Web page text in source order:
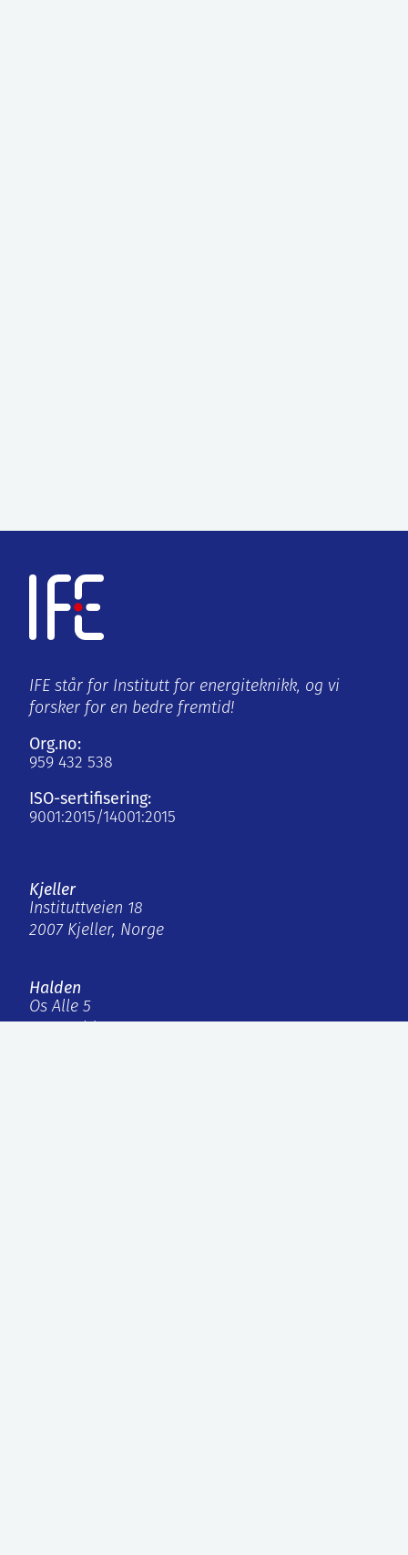
IFE står for Institutt for energiteknikk, og vi
forsker for en bedre fremtid!
Org.no:
959 432 538
ISO-sertifisering:
9001:2015/14001:2015
Kjeller
Instituttveien 18
2007 Kjeller, Norge
Halden
Os Alle 5